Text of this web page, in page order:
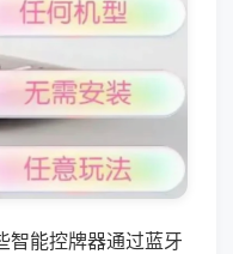
智能控牌器通过蓝牙